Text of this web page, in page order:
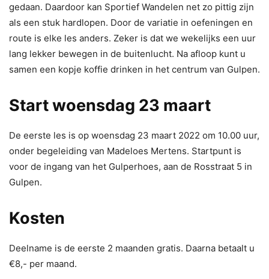
gedaan. Daardoor kan Sportief Wandelen net zo pittig zijn
als een stuk hardlopen. Door de variatie in oefeningen en
route is elke les anders. Zeker is dat we wekelijks een uur
lang lekker bewegen in de buitenlucht. Na afloop kunt u
samen een kopje koffie drinken in het centrum van Gulpen.
Start woensdag 23 maart
De eerste les is op woensdag 23 maart 2022 om 10.00 uur,
onder begeleiding van Madeloes Mertens. Startpunt is
voor de ingang van het Gulperhoes, aan de Rosstraat 5 in
Gulpen.
Kosten
Deelname is de eerste 2 maanden gratis. Daarna betaalt u
€8,- per maand.